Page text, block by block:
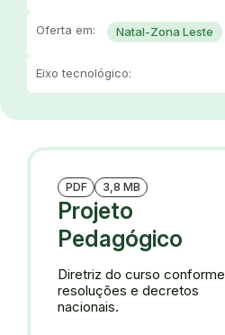
Oferta em: Natal-Zona Leste
Eixo tecnológico:
PDF 3,8 MB
Projeto
Pedagógico
Diretriz do curso conforme
resoluções e decretos
nacionais.